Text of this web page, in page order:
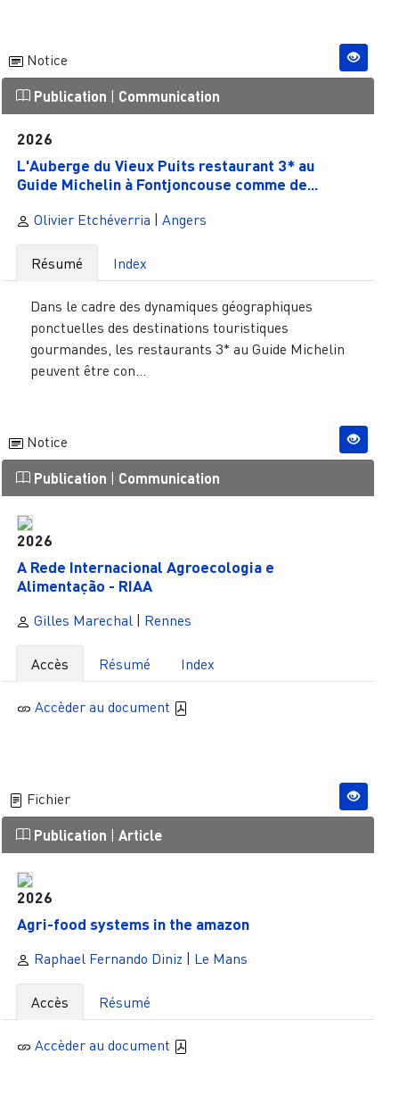
Notice
Publication | Communication
2026
L'Auberge du Vieux Puits restaurant 3* au
Guide Michelin à Fontjoncouse comme de...
Olivier Etchéverria | Angers
Résumé Index
Dans le cadre des dynamiques géographiques
ponctuelles des destinations touristiques
gourmandes, les restaurants 3* au Guide Michelin
peuvent être con...
Notice
Publication | Communication
2026
A Rede Internacional Agroecologia e
Alimentação - RIAA
Gilles Marechal| Rennes
Accès Résumé Index
Accèder au document
Fichier
Publication | Article
2026
Agri-food systems in the amazon
Raphael Fernando Diniz Le Mans
Accès Résumé
Accèder au document